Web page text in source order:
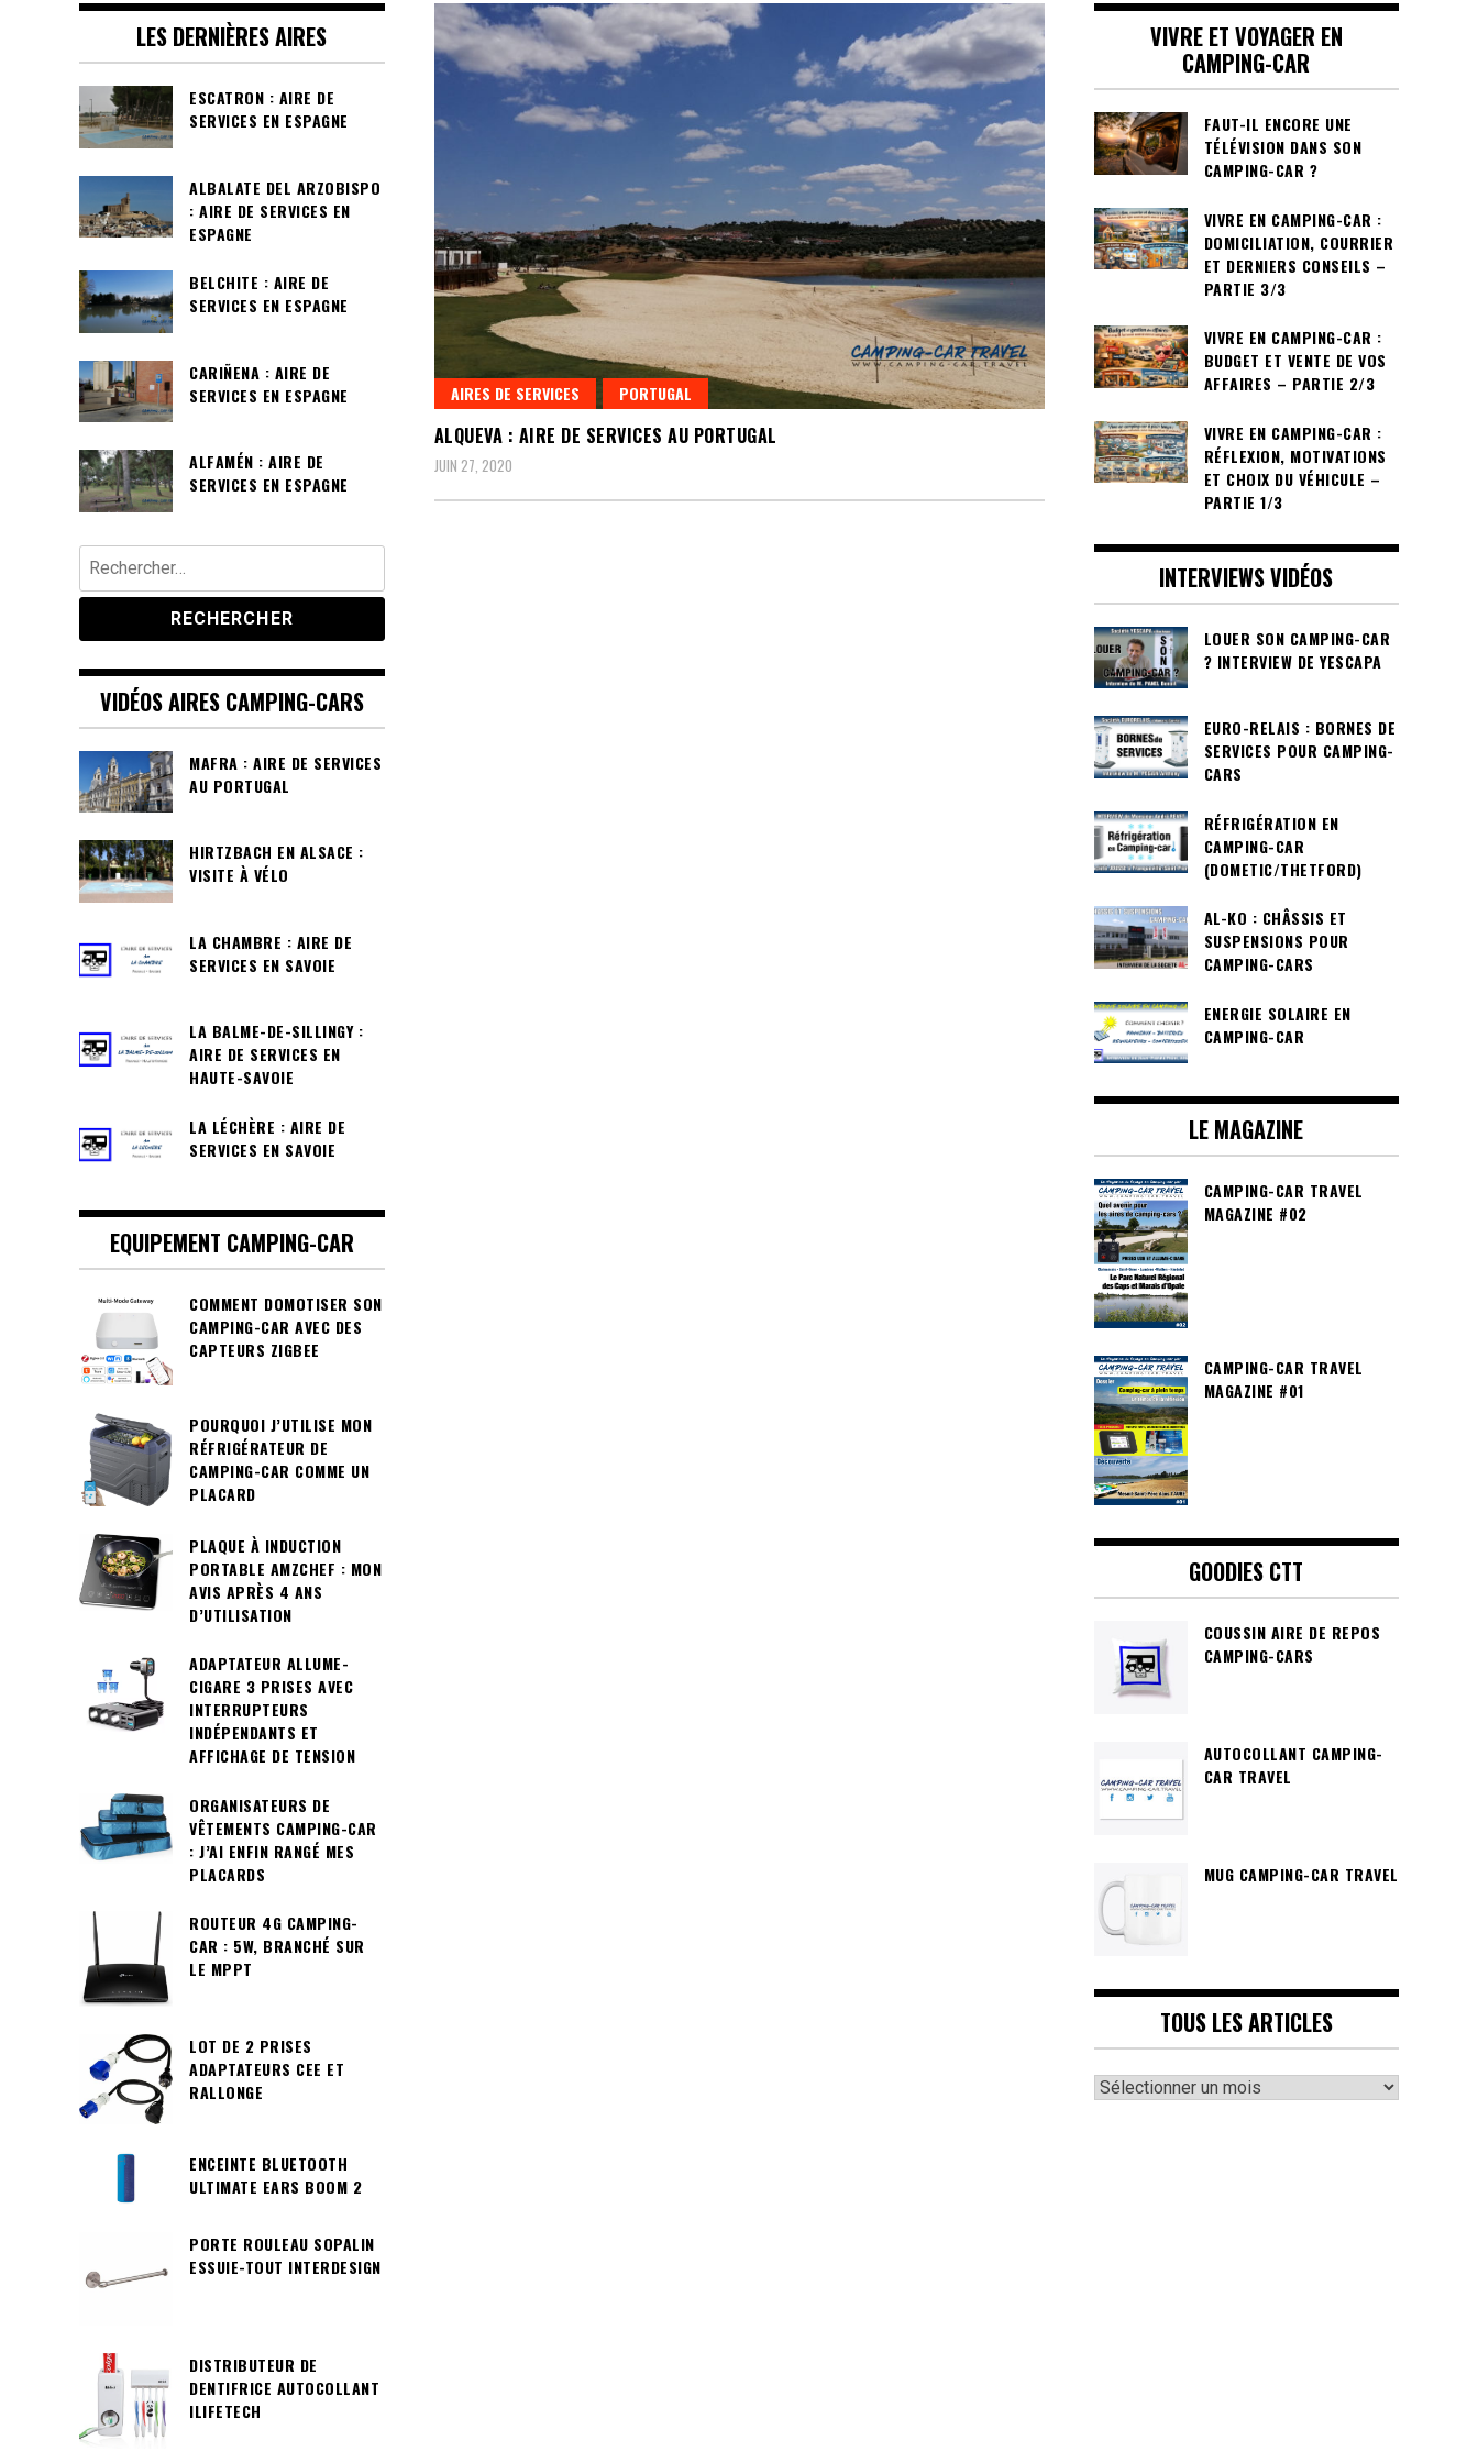
AIRES DE SERVICES PORTUGAL
ALQUEVA : AIRE DE SERVICES AU PORTUGAL
JUIN 27, 2020
LES DERNIÈRES AIRES
ESCATRON : AIRE DE
SERVICES EN ESPAGNE
ALBALATE DEL ARZOBISPO
: AIRE DE SERVICES EN
ESPAGNE
BELCHITE : AIRE DE
SERVICES EN ESPAGNE
CARIÑENA : AIRE DE
SERVICES EN ESPAGNE
ALFAMÉN : AIRE DE
SERVICES EN ESPAGNE
Rechercher :
VIDÉOS AIRES CAMPING-CARS
MAFRA : AIRE DE SERVICES
AU PORTUGAL
HIRTZBACH EN ALSACE :
VISITE À VÉLO
LA CHAMBRE : AIRE DE
SERVICES EN SAVOIE
LA BALME-DE-SILLINGY :
AIRE DE SERVICES EN
HAUTE-SAVOIE
LA LÉCHÈRE : AIRE DE
SERVICES EN SAVOIE
EQUIPEMENT CAMPING-CAR
COMMENT DOMOTISER SON
CAMPING-CAR AVEC DES
CAPTEURS ZIGBEE
POURQUOI J’UTILISE MON
RÉFRIGÉRATEUR DE
CAMPING-CAR COMME UN
PLACARD
PLAQUE À INDUCTION
PORTABLE AMZCHEF : MON
AVIS APRÈS 4 ANS
D’UTILISATION
ADAPTATEUR ALLUME-
CIGARE 3 PRISES AVEC
INTERRUPTEURS
INDÉPENDANTS ET
AFFICHAGE DE TENSION
ORGANISATEURS DE
VÊTEMENTS CAMPING-CAR
: J’AI ENFIN RANGÉ MES
PLACARDS
ROUTEUR 4G CAMPING-
CAR : 5W, BRANCHÉ SUR
LE MPPT
LOT DE 2 PRISES
ADAPTATEURS CEE ET
RALLONGE
ENCEINTE BLUETOOTH
ULTIMATE EARS BOOM 2
PORTE ROULEAU SOPALIN
ESSUIE-TOUT INTERDESIGN
DISTRIBUTEUR DE
DENTIFRICE AUTOCOLLANT
ILIFETECH
VIVRE ET VOYAGER EN
CAMPING-CAR
FAUT-IL ENCORE UNE
TÉLÉVISION DANS SON
CAMPING-CAR ?
VIVRE EN CAMPING-CAR :
DOMICILIATION, COURRIER
ET DERNIERS CONSEILS –
PARTIE 3/3
VIVRE EN CAMPING-CAR :
BUDGET ET VENTE DE VOS
AFFAIRES – PARTIE 2/3
VIVRE EN CAMPING-CAR :
RÉFLEXION, MOTIVATIONS
ET CHOIX DU VÉHICULE –
PARTIE 1/3
INTERVIEWS VIDÉOS
LOUER SON CAMPING-CAR
? INTERVIEW DE YESCAPA
EURO-RELAIS : BORNES DE
SERVICES POUR CAMPING-
CARS
RÉFRIGÉRATION EN
CAMPING-CAR
(DOMETIC/THETFORD)
AL-KO : CHÂSSIS ET
SUSPENSIONS POUR
CAMPING-CARS
ENERGIE SOLAIRE EN
CAMPING-CAR
LE MAGAZINE
CAMPING-CAR TRAVEL
MAGAZINE #02
CAMPING-CAR TRAVEL
MAGAZINE #01
GOODIES CTT
COUSSIN AIRE DE REPOS
CAMPING-CARS
AUTOCOLLANT CAMPING-
CAR TRAVEL
MUG CAMPING-CAR TRAVEL
TOUS LES ARTICLES
Tous